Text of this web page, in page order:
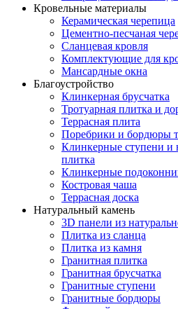
Кровельные материалы
Керамическая черепица
Цементно-песчаная
Сланцевая кровля
Комплектующие для
Мансардные окна
Благоустройство
Клинкерная брусчатка
Тротуарная плитка и
Террасная плита
Поребрики и бордюры
Клинкерные ступени и
плитка
Клинкерные
Костровая чаша
Террасная доска
Натуральный камень
3D панели из
Плитка из сланца
Плитка из камня
Гранитная плитка
Гранитная брусчатка
Гранитные ступени
Гранитные бордюры